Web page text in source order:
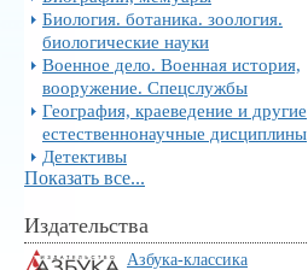
Биология. ботаника. зоология.
биологические науки
Военное дело. Военная история,
вооружение. Спецслужбы
География, краеведение и другие
естественнонаучные дисциплины
Детективы
Показать все...
Издательства
Азбука-классика